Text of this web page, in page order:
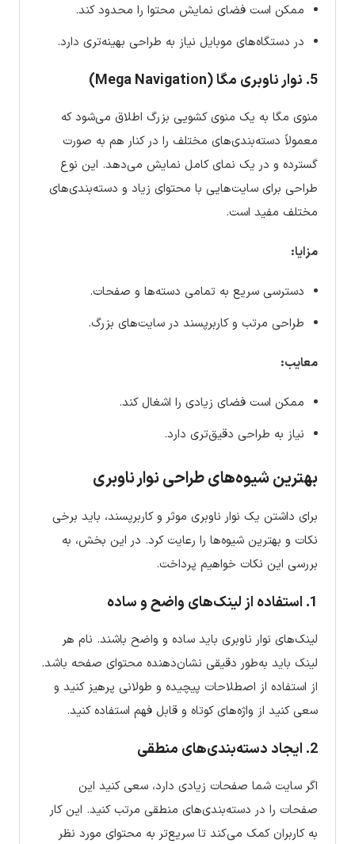
ممکن است فضای نمایش محتوا را محدود کند.
در دستگاه‌های موبایل نیاز به طراحی بهینه‌تری دارد.
5. نوار ناوبری مگا (Mega Navigation)
منوی مگا به یک منوی کشویی بزرگ اطلاق می‌شود که
معمولاً دسته‌بندی‌های مختلف را در کنار هم به صورت
گسترده و در یک نمای کامل نمایش می‌دهد. این نوع
طراحی برای سایت‌هایی با محتوای زیاد و دسته‌بندی‌های
مختلف مفید است.
مزایا:
دسترسی سریع به تمامی دسته‌ها و صفحات.
طراحی مرتب و کاربرپسند در سایت‌های بزرگ.
معایب:
ممکن است فضای زیادی را اشغال کند.
نیاز به طراحی دقیق‌تری دارد.
بهترین شیوه‌های طراحی نوار ناوبری
برای داشتن یک نوار ناوبری موثر و کاربرپسند، باید برخی
نکات و بهترین شیوه‌ها را رعایت کرد. در این بخش، به
بررسی این نکات خواهیم پرداخت.
1. استفاده از لینک‌های واضح و ساده
لینک‌های نوار ناوبری باید ساده و واضح باشند. نام هر
لینک باید به‌طور دقیقی نشان‌دهنده محتوای صفحه باشد.
از استفاده از اصطلاحات پیچیده و طولانی پرهیز کنید و
سعی کنید از واژه‌های کوتاه و قابل فهم استفاده کنید.
2. ایجاد دسته‌بندی‌های منطقی
اگر سایت شما صفحات زیادی دارد، سعی کنید این
صفحات را در دسته‌بندی‌های منطقی مرتب کنید. این کار
به کاربران کمک می‌کند تا سریع‌تر به محتوای مورد نظر